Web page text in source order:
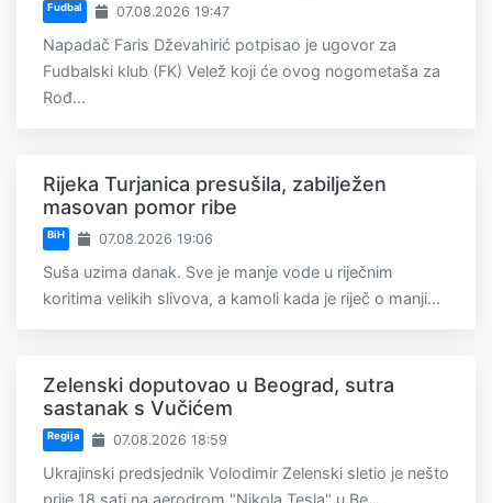
Fudbal 07.08.2026 19:47
Napadač Faris Dževahirić potpisao je ugovor za
Fudbalski klub (FK) Velež koji će ovog nogometaša za
Rođ...
Rijeka Turjanica presušila, zabilježen
masovan pomor ribe
BiH 07.08.2026 19:06
Suša uzima danak. Sve je manje vode u riječnim
koritima velikih slivova, a kamoli kada je riječ o manji...
Zelenski doputovao u Beograd, sutra
sastanak s Vučićem
Regija 07.08.2026 18:59
Ukrajinski predsjednik Volodimir Zelenski sletio je nešto